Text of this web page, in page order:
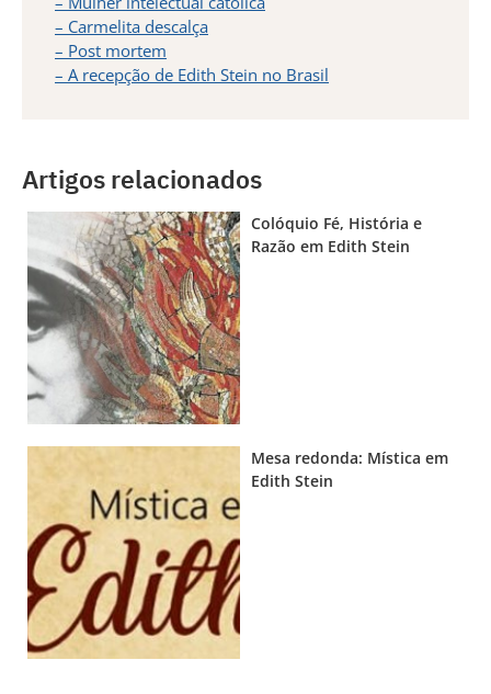
– Carmelita descalça
– Post mortem
– A recepção de Edith Stein no Brasil
Artigos relacionados
Colóquio Fé, História e
Razão em Edith Stein
Mesa redonda: Mística em
Edith Stein